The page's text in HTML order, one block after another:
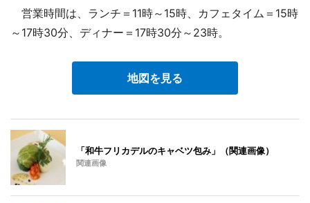
営業時間は、ランチ＝11時～15時、カフェタイム＝15時
～17時30分、ディナー＝17時30分～23時。
地図を見る
「和牛フリカデルのキャベツ包み」（関連画像）
関連画像